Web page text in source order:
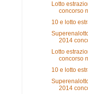
Lotto
concorso
10 e lotto
2014
Lotto
concorso
10 e lotto
2014